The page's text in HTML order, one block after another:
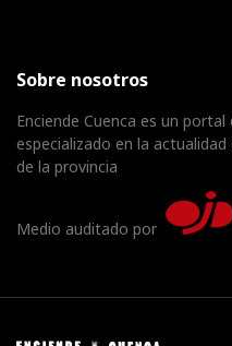
Sobre nosotros
Enciende Cuenca es un
especializado en la
de la provincia
Medio auditado por